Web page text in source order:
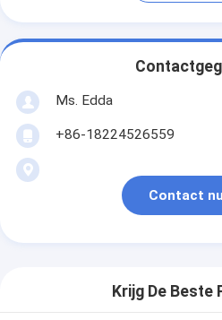
Ms. Edda
+86-18224526559
Contact nu
Krijg De Beste